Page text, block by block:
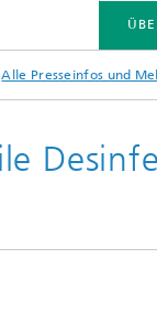
Alle Presseinfos und